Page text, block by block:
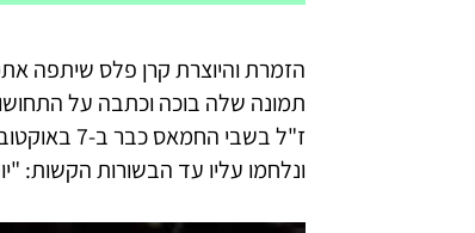
הזמרת והיוצרת קרן פלס שיתפה
תמונה שלה בוכה וכתבה על
ז"ל בשבי
ונלחמו עליו עד הבשורות הקשות: